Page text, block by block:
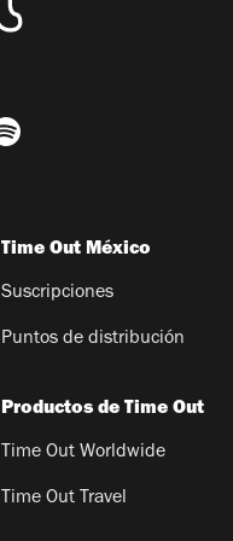
Time Out México
Suscripciones
Puntos de distribución
Productos de Time Out
Time Out Worldwide
Time Out Travel